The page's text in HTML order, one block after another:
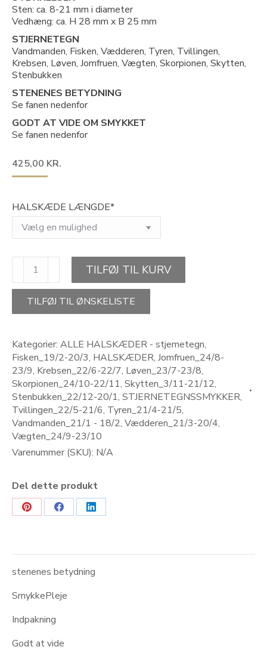
Sten: ca. 8-21 mm i diameter
Vedhæng: ca. H 28 mm x B 25 mm
STJERNETEGN
Vandmanden, Fisken, Vædderen, Tyren, Tvillingen,
Krebsen, Løven, Jomfruen, Vægten, Skorpionen, Skytten,
Stenbukken
STENENES BETYDNING
Se fanen nedenfor
GODT AT VIDE OM SMYKKET
Se fanen nedenfor
425,00 KR.
HALSKÆDE LÆNGDE*
STAR
TRUTH-
stjernetegnshalskæde
TILFØJ TIL KURV
TILFØJ TIL ØNSKELISTE
Kategorier: ALLE HALSKÆDER - stjernetegn,
Fisken_19/2-20/3, HALSKÆDER, Jomfruen_24/8-
23/9, Krebsen_22/6-22/7, Løven_23/7-23/8,
Skorpionen_24/10-22/11, Skytten_3/11-21/12,
Stenbukken_22/12-20/1, STJERNETEGNSSMYKKER,
Tvillingen_22/5-21/6, Tyren_21/4-21/5,
Vandmanden_21/1 - 18/2, Vædderen_21/3-20/4,
Vægten_24/9-23/10
Varenummer (SKU): N/A
Del dette produkt
Share
Share
Share
stenenes betydning
SmykkePleje
Indpakning
Godt at vide